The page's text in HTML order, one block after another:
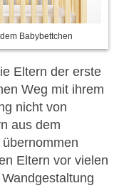
Babybettchen
Eltern der erste
Weg mit ihrem
nicht von
aus dem
Eltern vor vielen